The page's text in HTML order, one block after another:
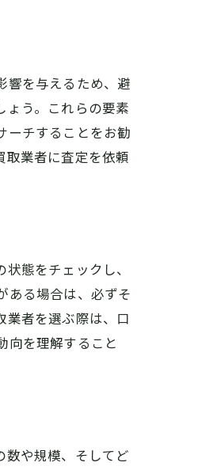
響を与えるため、避
ょう。これらの要素
ーチすることをお勧
取業者に査定を依頼
態をチェックし、
ある場合は、必ずそ
業者を選ぶ際は、口
向を理解すること
数や規模、そしてど